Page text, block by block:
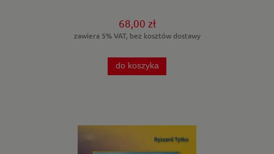
68,00 zł
zawiera 5% VAT, bez kosztów dostawy
do koszyka